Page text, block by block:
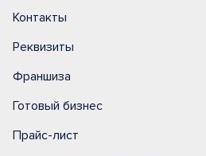
Контакты
Реквизиты
Франшиза
Готовый бизнес
Прайс-лист